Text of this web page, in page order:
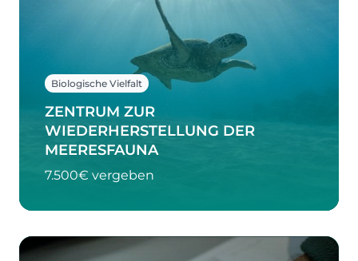
Biologische Vielfalt
ZENTRUM ZUR
WIEDERHERSTELLUNG DER
MEERESFAUNA
7.500€ vergeben